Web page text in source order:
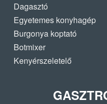
Dagasztó
Egyetemes konyhagép
Burgonya koptató
Botmixer
Kenyérszeletelő